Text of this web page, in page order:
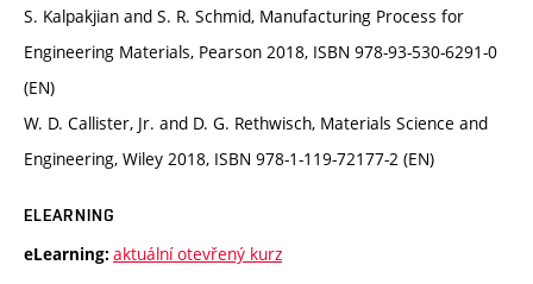
S. Kalpakjian and S. R. Schmid, Manufacturing Process for
Engineering Materials, Pearson 2018, ISBN 978-93-530-6291-0
(EN)
W. D. Callister, Jr. and D. G. Rethwisch, Materials Science and
Engineering, Wiley 2018, ISBN 978-1-119-72177-2 (EN)
ELEARNING
eLearning: aktuální otevřený kurz